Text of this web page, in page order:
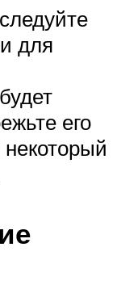
для
его